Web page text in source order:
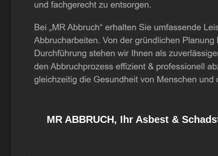
MR ABBRUCH, Ihr Asbest &